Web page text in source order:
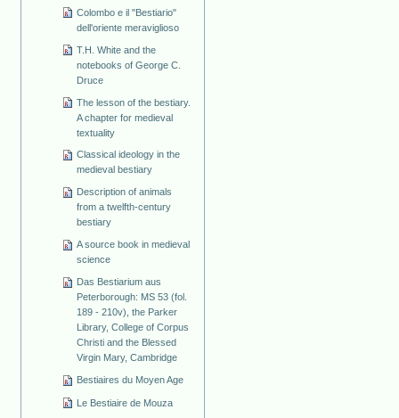
Colombo e il "Bestiario"
dell'oriente meraviglioso
T.H. White and the
notebooks of George C.
Druce
The lesson of the bestiary.
A chapter for medieval
textuality
Classical ideology in the
medieval bestiary
Description of animals
from a twelfth-century
bestiary
A source book in medieval
science
Das Bestiarium aus
Peterborough: MS 53 (fol.
189 - 210v), the Parker
Library, College of Corpus
Christi and the Blessed
Virgin Mary, Cambridge
Bestiaires du Moyen Age
Le Bestiaire de Mouza